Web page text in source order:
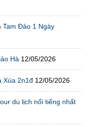
Tam Đảo 1 Ngày
Hà 12/05/2026
Xùa 2n1đ 12/05/2026
du lịch nổi tiếng nhất